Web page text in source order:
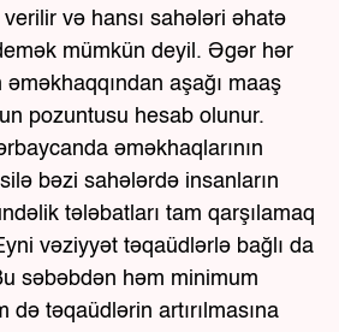
və hansı sahələri əhatə
mümkün deyil. Əgər hər
əməkhaqqından aşağı maaş
pozuntusu hesab olunur.
əməkhaqlarının
bəzi sahələrdə insanların
tələbatları tam qarşılamaq
vəziyyət təqaüdlərlə bağlı da
səbəbdən həm minimum
də təqaüdlərin artırılmasına